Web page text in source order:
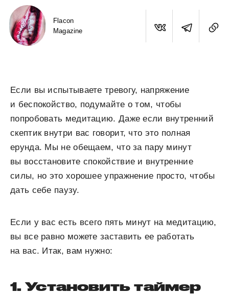
Flacon
Magazine
Если вы испытываете тревогу, напряжение
и беспокойство, подумайте о том, чтобы
попробовать медитацию. Даже если внутренний
скептик внутри вас говорит, что это полная
ерунда. Мы не обещаем, что за пару минут
вы восстановите спокойствие и внутренние
силы, но это хорошее упражнение просто, чтобы
дать себе паузу.
Если у вас есть всего пять минут на медитацию,
вы все равно можете заставить ее работать
на вас. Итак, вам нужно:
1. Установить таймер